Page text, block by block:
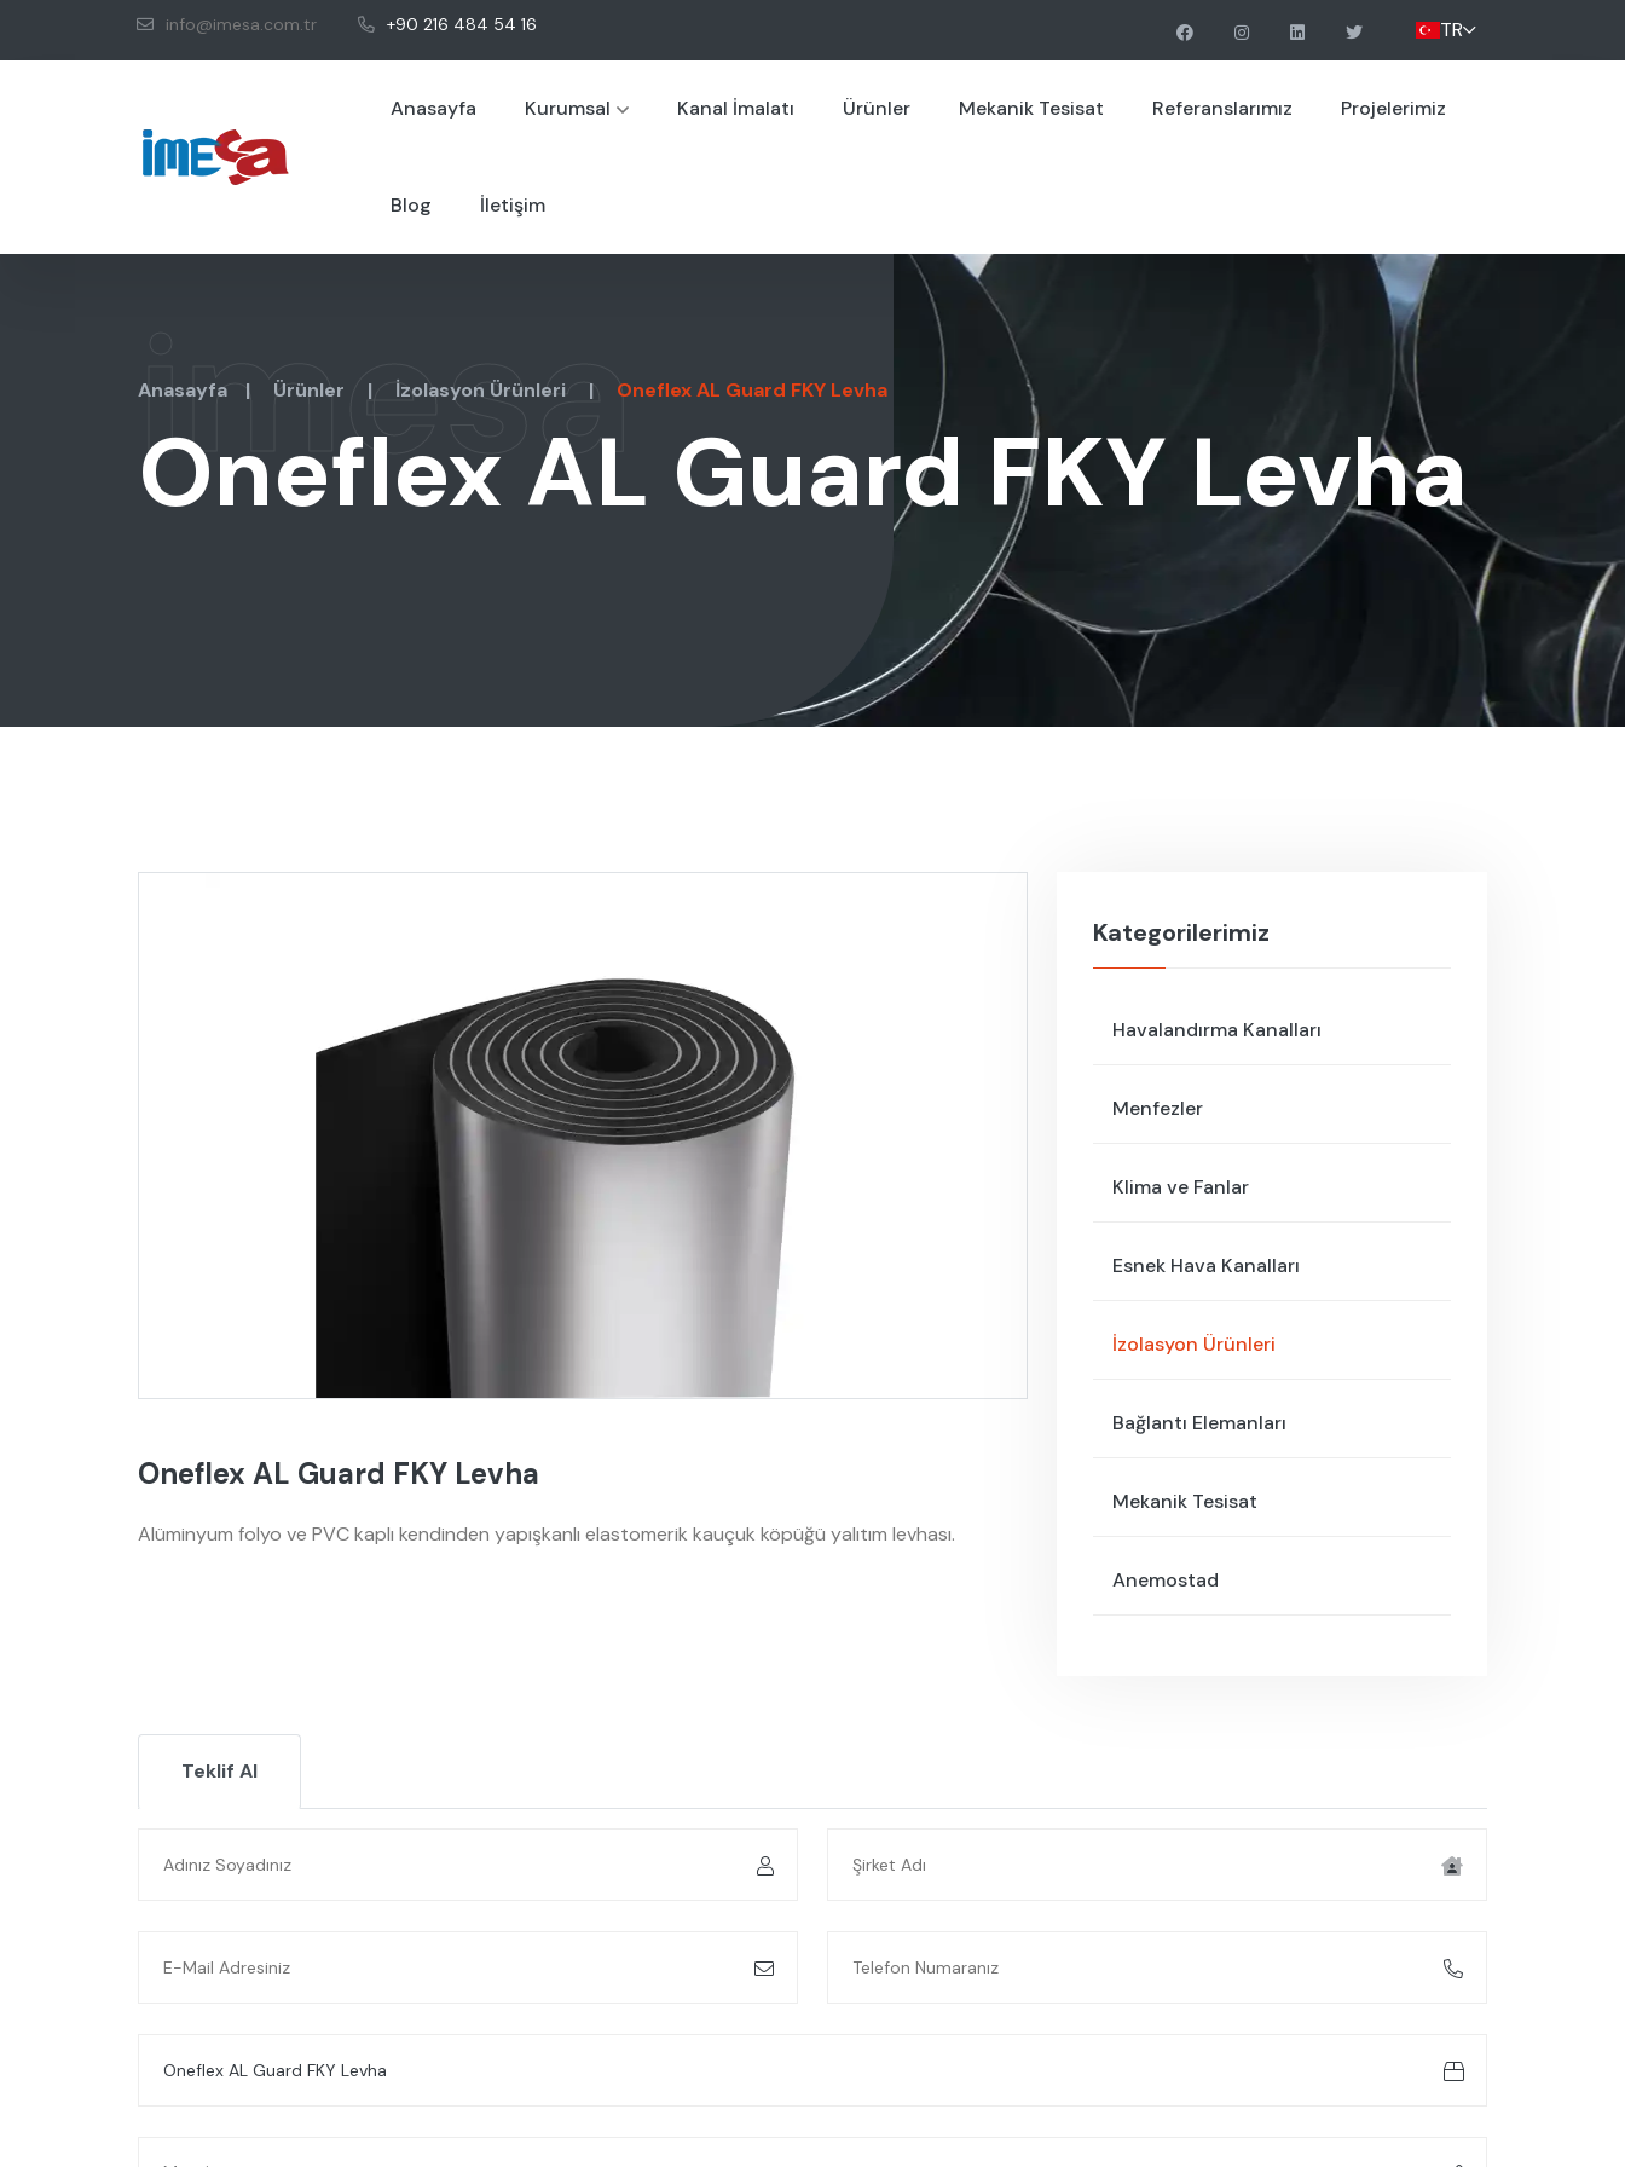
info@imesa.com.tr +90 216 484 54 16 TR
Anasayfa Kurumsal Kanal İmalatı Ürünler Mekanik Tesisat Referanslarımız Projelerimiz
Blog İletişim
imesa
Anasayfa | Ürünler | İzolasyon Ürünleri | Oneflex AL Guard FKY Levha
Oneflex AL Guard FKY Levha
Oneflex AL Guard FKY Levha
Alüminyum folyo ve PVC kaplı kendinden yapışkanlı elastomerik kauçuk köpüğü yalıtım levhası.
Kategorilerimiz
Havalandırma Kanalları
Menfezler
Klima ve Fanlar
Esnek Hava Kanalları
İzolasyon Ürünleri
Bağlantı Elemanları
Mekanik Tesisat
Anemostad
Teklif Al